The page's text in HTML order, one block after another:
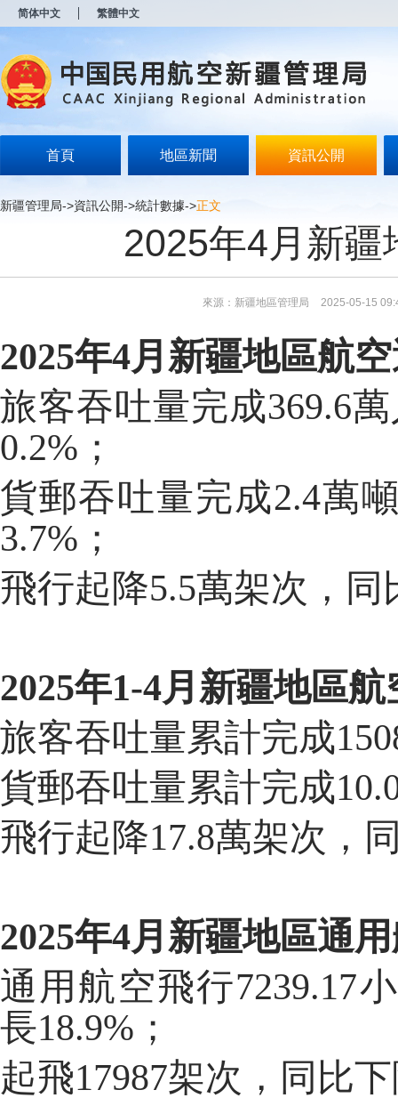
简体中文 繁體中文
首頁 地區新聞 資訊公開
新疆管理局->資訊公開->統計數據->正文
2025年4月新疆
來源：新疆地區管理局 2025-05-15
2025年4月 新疆地區航
旅客吞吐量完成369.6
0.2%；
貨郵吞吐量完成2.4萬
3.7%；
飛行起降5.5萬架次，同
2025年1-4月 新疆地區
旅客吞吐量累計完成
貨郵吞吐量累計完成
飛行起降17.8萬架次，
2025年4月 新疆地區通
通用航空飛行7239.17
長18.9% ；
起飛17987架次，同比
开
无
障
说
按
Alt
键
盲
模
式